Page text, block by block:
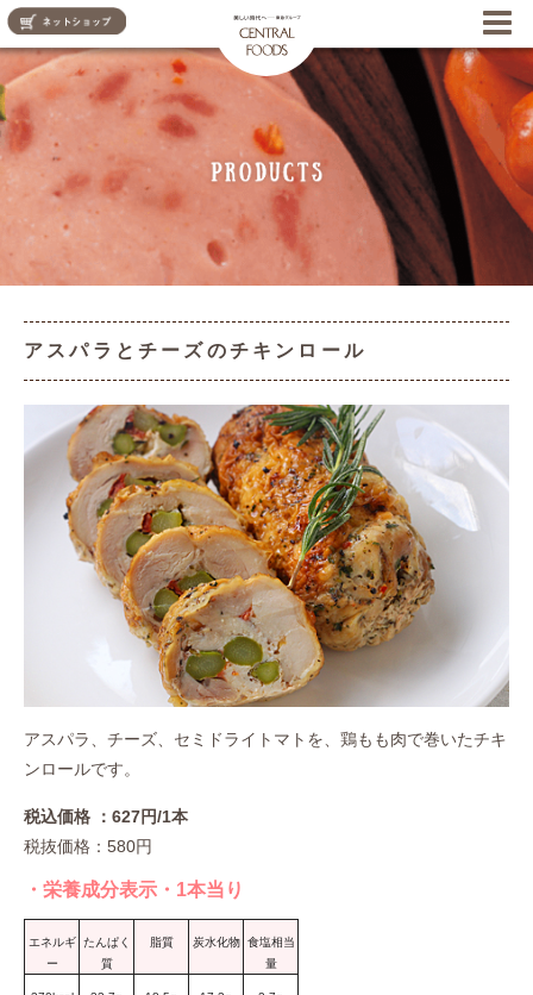
アスパラとチーズのチキンロール
アスパラ、チーズ、セミドライトマトを、鶏もも肉で巻いたチキ
ンロールです。
税込価格 ：627円/1本
税抜価格：580円
・栄養成分表示・1本当り
エネルギ
ー
たんぱく
質
脂質 炭水化物 食塩相当
量